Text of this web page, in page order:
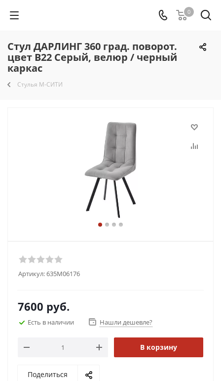
0
Стул ДАРЛИНГ 360 град. поворот.
цвет B22 Серый, велюр / черный
каркас
Стулья М-СИТИ
Артикул:635M06176
7600 руб.
Есть в наличии Нашли дешевле?
В корзину
Поделиться